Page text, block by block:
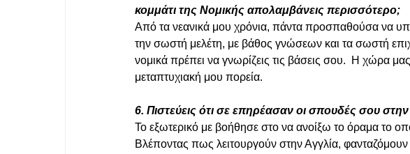
κομμάτι της Νομικής απολαμβάνεις περισσότερο;
Από τα νεανικά μου χρόνια, πάντα προσπαθούσα να
την σωστή μελέτη, με βάθος γνώσεων και τα σωστή
νομικά πρέπει να γνωρίζεις τις βάσεις σου.  Η χώρα
μεταπτυχιακή μου πορεία.
6. Πιστεύεις ότι σε επηρέασαν οι σπουδές σου
Το εξωτερικό με βοήθησε στο να ανοίξω το όραμα το
Βλέποντας πως λειτουργούν στην Αγγλία,